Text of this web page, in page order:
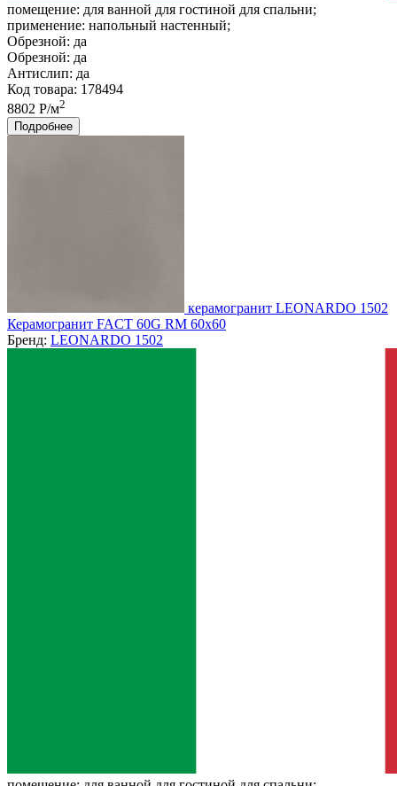
помещение: для ванной для гостиной для спальни;
применение: напольный настенный;
Обрезной: да
Обрезной: да
Антислип: да
Код товара: 178494
8802 Р/м2
Подробнее
керамогранит LEONARDO 1502
Керамогранит FACT 60G RM 60x60
Бренд: LEONARDO 1502